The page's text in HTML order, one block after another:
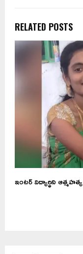
RELATED POSTS
ఇంటర్‌ విద్యార్థిని ఆత్మహత్య